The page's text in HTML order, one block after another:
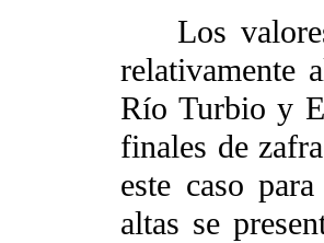
Los valores
relativamente
Río Turbio y
finales de
este caso
altas se